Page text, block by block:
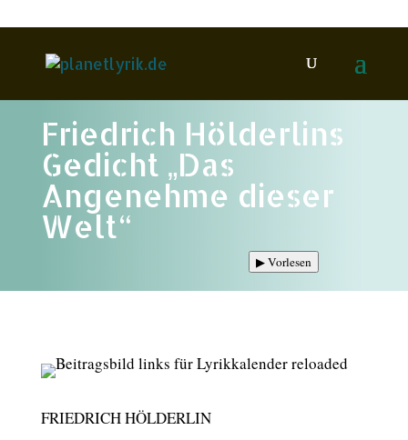
Friedrich Hölderlins
Gedicht „Das
Angenehme dieser
Welt“
▶Vorlesen
FRIEDRICH HÖLDERLIN